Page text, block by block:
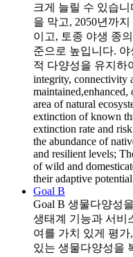
크게 늘릴 수 있습
을 막고, 2050년까
이고, 토종 야생 종
준으로 높입니다.
적 다양성을 유지하
integrity, connectivity
maintained,enhanced,
area of natural
extinction of known
extinction rate and
the abundance of
and resilient levels;
of wild and
their adaptive
Goal B
Goal B 생물다양성
생태계 기능과 서비
여를 가치 있게 평
있는 생물다양성을